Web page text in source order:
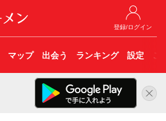
登録/ログイン
マップ 出会う ランキング 設定 こ